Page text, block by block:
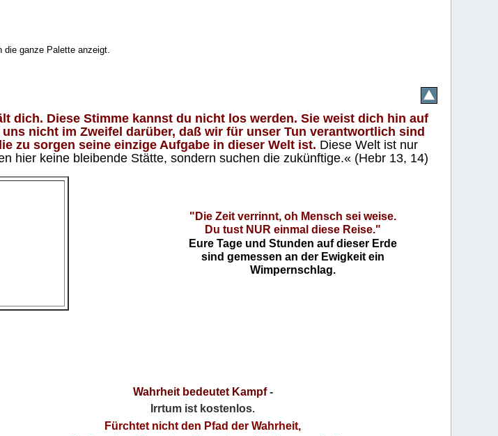
die ganze Palette anzeigt.
dich. Diese Stimme kannst du nicht los werden. Sie weist dich hin auf
nicht im Zweifel darüber, daß wir für unser Tun verantwortlich sind
zu sorgen seine einzige Aufgabe in dieser Welt ist. Diese Welt ist nur
hier keine bleibende Stätte, sondern suchen die zukünftige.« (Hebr 13, 14)
"Die Zeit verrinnt, oh Mensch sei weise.
Du tust NUR einmal diese Reise."
Eure Tage und Stunden auf dieser Erde
sind gemessen an der Ewigkeit ein
Wimpernschlag.
Wahrheit bedeutet Kampf-
Irrtum ist kostenlos.
Fürchtet nicht den Pfad der Wahrheit,